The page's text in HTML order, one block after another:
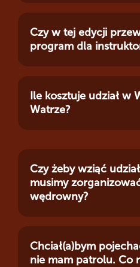
Czy w tej edycji
program dla
Ile kosztuje udział w
Watrze?
Czy żeby wziąć
musimy
wędrowny?
Chciał(a)bym
nie mam patrolu. Co